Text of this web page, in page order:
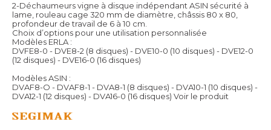
2-Déchaumeurs vigne à disque indépendant ASIN sécurité à
lame, rouleau cage 320 mm de diamètre, châssis 80 x 80,
profondeur de travail de 6 à 10 cm.
Choix d’options pour une utilisation personnalisée
Modèles ERLA :
DVFE8-0 - DVE8-2 (8 disques) - DVE10-0 (10 disques) - DVE12-0
(12 disques) - DVE16-0 (16 disques)
Modèles ASIN :
DVAF8-O - DVAF8-1 - DVA8-1 (8 disques) - DVA10-1 (10 disques) -
DVA12-1 (12 disques) - DVA16-0 (16 disques) Voir le produit